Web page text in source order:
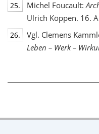
25. Michel Foucault:
Ulrich Köppen. 16.
26. Vgl. Clemens
Leben – Werk –